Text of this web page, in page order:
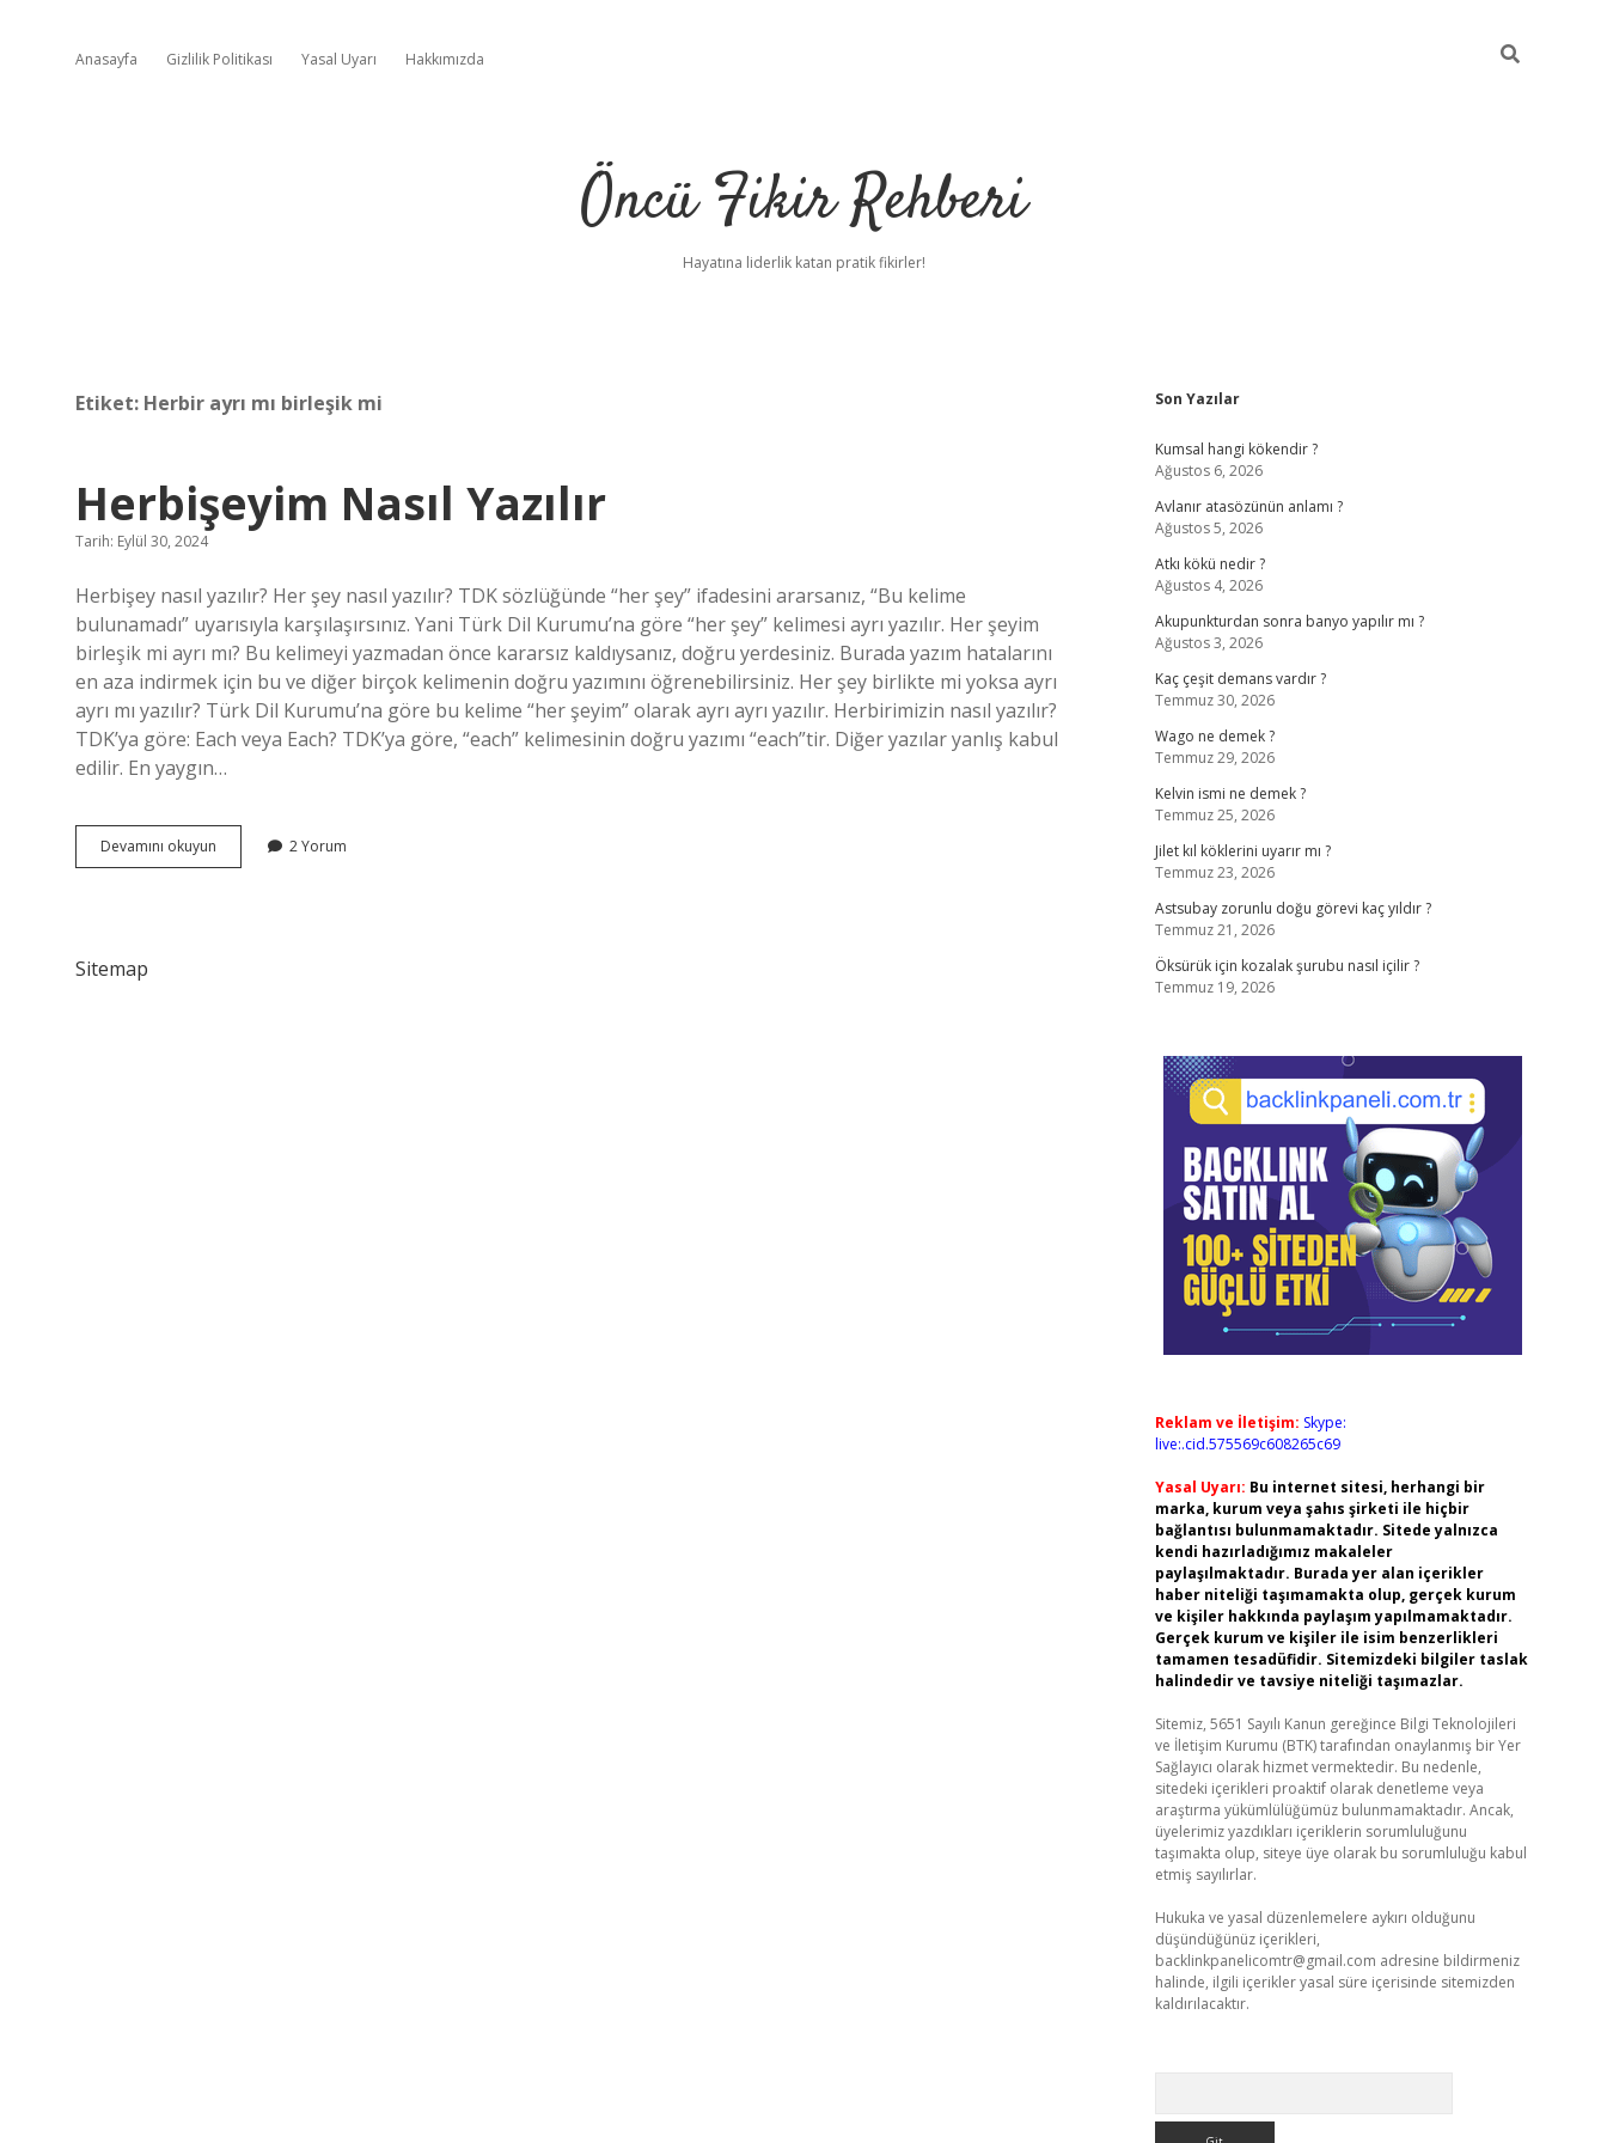
Anasayfa Gizlilik Politikası Yasal Uyarı Hakkımızda
Öncü Fikir Rehberi
Hayatına liderlik katan pratik fikirler!
Etiket: Herbir ayrı mı birleşik mi
Herbişeyim Nasıl Yazılır
Tarih: Eylül 30, 2024
Herbişey nasıl yazılır? Her şey nasıl yazılır? TDK sözlüğünde “her şey” ifadesini ararsanız, “Bu kelime
bulunamadı” uyarısıyla karşılaşırsınız. Yani Türk Dil Kurumu’na göre “her şey” kelimesi ayrı yazılır. Her şeyim
birleşik mi ayrı mı? Bu kelimeyi yazmadan önce kararsız kaldıysanız, doğru yerdesiniz. Burada yazım hatalarını
en aza indirmek için bu ve diğer birçok kelimenin doğru yazımını öğrenebilirsiniz. Her şey birlikte mi yoksa ayrı
ayrı mı yazılır? Türk Dil Kurumu’na göre bu kelime “her şeyim” olarak ayrı ayrı yazılır. Herbirimizin nasıl yazılır?
TDK’ya göre: Each veya Each? TDK’ya göre, “each” kelimesinin doğru yazımı “each”tir. Diğer yazılar yanlış kabul
edilir. En yaygın…
Devamını okuyun Herbişeyim
Nasıl
2 Yorum
Sitemap
Sidebar
Son Yazılar
Kumsal hangi kökendir ?
Ağustos 6, 2026
Avlanır atasözünün anlamı ?
Ağustos 5, 2026
Atkı kökü nedir ?
Ağustos 4, 2026
Akupunkturdan sonra banyo yapılır mı ?
Ağustos 3, 2026
Kaç çeşit demans vardır ?
Temmuz 30, 2026
Wago ne demek ?
Temmuz 29, 2026
Kelvin ismi ne demek ?
Temmuz 25, 2026
Jilet kıl köklerini uyarır mı ?
Temmuz 23, 2026
Astsubay zorunlu doğu görevi kaç yıldır ?
Temmuz 21, 2026
Öksürük için kozalak şurubu nasıl içilir ?
Temmuz 19, 2026
Reklam ve İletişim: Skype:
live:.cid.575569c608265c69
Yasal Uyarı: Bu internet sitesi, herhangi bir
marka, kurum veya şahıs şirketi ile hiçbir
bağlantısı bulunmamaktadır. Sitede yalnızca
kendi hazırladığımız makaleler
paylaşılmaktadır. Burada yer alan içerikler
haber niteliği taşımamakta olup, gerçek kurum
ve kişiler hakkında paylaşım yapılmamaktadır.
Gerçek kurum ve kişiler ile isim benzerlikleri
tamamen tesadüfidir. Sitemizdeki bilgiler taslak
halindedir ve tavsiye niteliği taşımazlar.
Sitemiz, 5651 Sayılı Kanun gereğince Bilgi Teknolojileri
ve İletişim Kurumu (BTK) tarafından onaylanmış bir Yer
Sağlayıcı olarak hizmet vermektedir. Bu nedenle,
sitedeki içerikleri proaktif olarak denetleme veya
araştırma yükümlülüğümüz bulunmamaktadır. Ancak,
üyelerimiz yazdıkları içeriklerin sorumluluğunu
taşımakta olup, siteye üye olarak bu sorumluluğu kabul
etmiş sayılırlar.
Hukuka ve yasal düzenlemelere aykırı olduğunu
düşündüğünüz içerikleri,
backlinkpanelicomtr@gmail.com adresine bildirmeniz
halinde, ilgili içerikler yasal süre içerisinde sitemizden
kaldırılacaktır.
ilbet giriş